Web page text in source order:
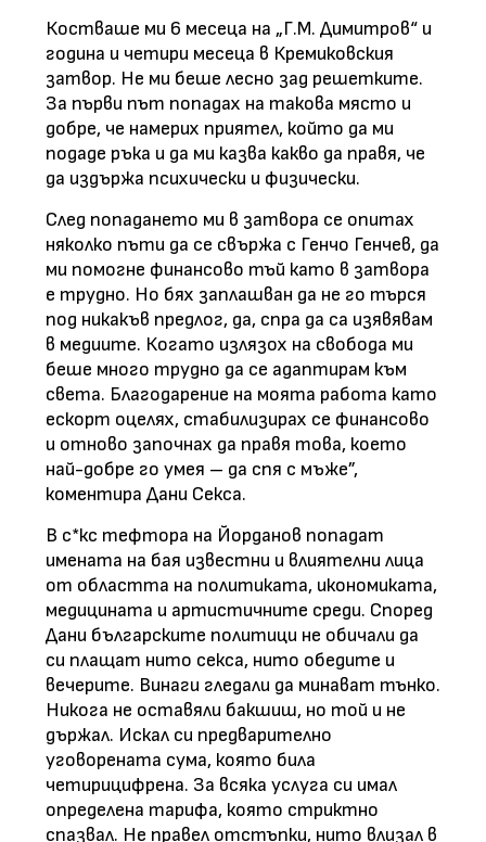
Костваше ми 6 месеца на „Г.М. Димитров“ и
година и четири месеца в Кремиковския
затвор. Не ми беше лесно зад решетките.
За първи път попадах на такова място и
добре, че намерих приятел, който да ми
подаде ръка и да ми казва какво да правя, че
да издържа психически и физически.
След попадането ми в затвора се опитах
няколко пъти да се свържа с Генчо Генчев, да
ми помогне финансово тъй като в затвора
е трудно. Но бях заплашван да не го търся
под никакъв предлог, да, спра да са изявявам
в медиите. Когато излязох на свобода ми
беше много трудно да се адаптирам към
света. Благодарение на моята работа като
ескорт оцелях, стабилизирах се финансово
и отново започнах да правя това, което
най-добре го умея – да спя с мъже”,
коментира Дани Секса.
В с*кс тефтора на Йорданов попадат
имената на бая известни и влиятелни лица
от областта на политиката, икономиката,
медицината и артистичните среди. Според
Дани българските политици не обичали да
си плащат нито секса, нито обедите и
вечерите. Винаги гледали да минават тънко.
Никога не оставяли бакшиш, но той и не
държал. Искал си предварително
уговорената сума, която била
четирицифрена. За всяка услуга си имал
определена тарифа, която стриктно
спазвал. Не правел отстъпки, нито влизал в